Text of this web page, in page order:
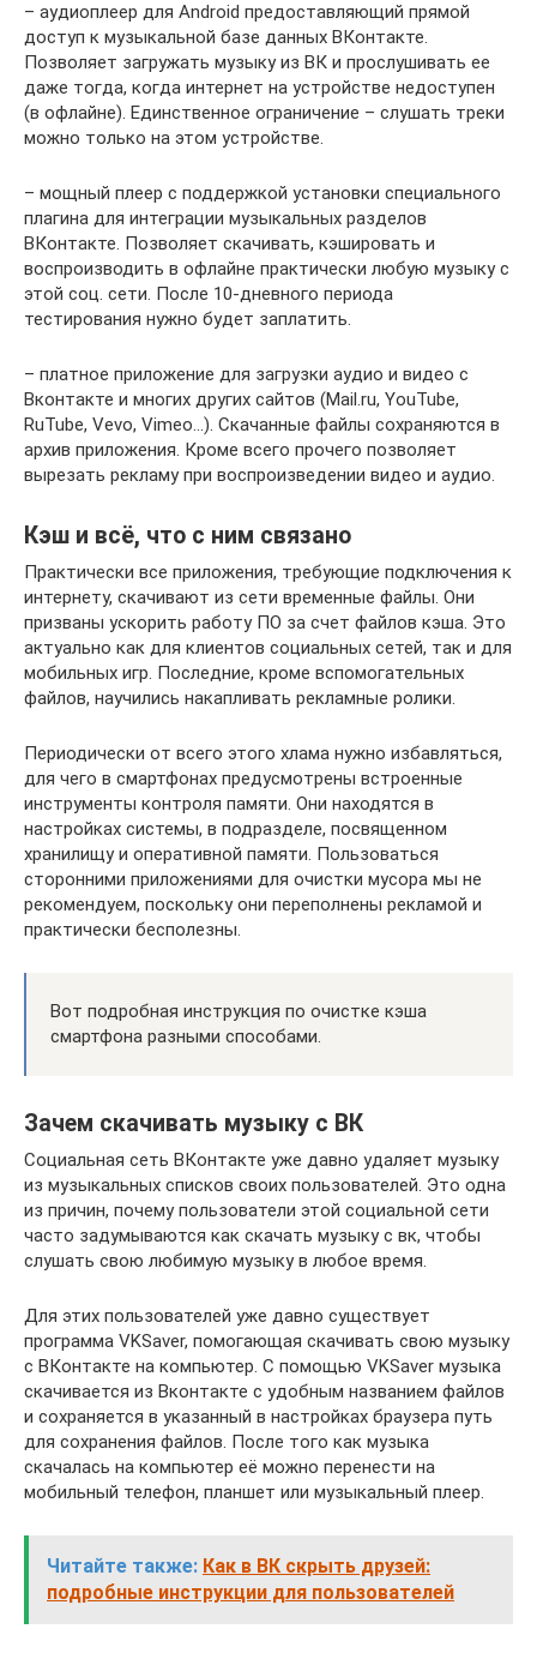
– аудиоплеер для Android предоставляющий прямой
доступ к музыкальной базе данных ВКонтакте.
Позволяет загружать музыку из ВК и прослушивать ее
даже тогда, когда интернет на устройстве недоступен
(в офлайне). Единственное ограничение – слушать треки
можно только на этом устройстве.
– мощный плеер с поддержкой установки специального
плагина для интеграции музыкальных разделов
ВКонтакте. Позволяет скачивать, кэшировать и
воспроизводить в офлайне практически любую музыку с
этой соц. сети. После 10-дневного периода
тестирования нужно будет заплатить.
– платное приложение для загрузки аудио и видео с
Вконтакте и многих других сайтов (Mail.ru, YouTube,
RuTube, Vevo, Vimeo…). Скачанные файлы сохраняются в
архив приложения. Кроме всего прочего позволяет
вырезать рекламу при воспроизведении видео и аудио.
Кэш и всё, что с ним связано
Практически все приложения, требующие подключения к
интернету, скачивают из сети временные файлы. Они
призваны ускорить работу ПО за счет файлов кэша. Это
актуально как для клиентов социальных сетей, так и для
мобильных игр. Последние, кроме вспомогательных
файлов, научились накапливать рекламные ролики.
Периодически от всего этого хлама нужно избавляться,
для чего в смартфонах предусмотрены встроенные
инструменты контроля памяти. Они находятся в
настройках системы, в подразделе, посвященном
хранилищу и оперативной памяти. Пользоваться
сторонними приложениями для очистки мусора мы не
рекомендуем, поскольку они переполнены рекламой и
практически бесполезны.
Вот подробная инструкция по очистке кэша
смартфона разными способами.
Зачем скачивать музыку с ВК
Социальная сеть ВКонтакте уже давно удаляет музыку
из музыкальных списков своих пользователей. Это одна
из причин, почему пользователи этой социальной сети
часто задумываются как скачать музыку с вк, чтобы
слушать свою любимую музыку в любое время.
Для этих пользователей уже давно существует
программа VKSaver, помогающая скачивать свою музыку
с ВКонтакте на компьютер. С помощью VKSaver музыка
скачивается из Вконтакте с удобным названием файлов
и сохраняется в указанный в настройках браузера путь
для сохранения файлов. После того как музыка
скачалась на компьютер её можно перенести на
мобильный телефон, планшет или музыкальный плеер.
Читайте также: Как в ВК скрыть друзей:
подробные инструкции для пользователей